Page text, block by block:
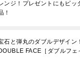
ンジ！プレゼントにもピッ
！
石と弾丸のダブルデザイン
FACE［ダブルフェ